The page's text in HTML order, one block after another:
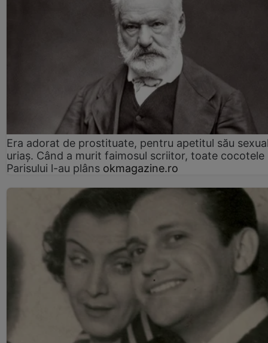
Era adorat de prostituate, pentru apetitul său
uriaș. Când a murit faimosul scriitor, toate cocotele
Parisului l-au plâns okmagazine.ro